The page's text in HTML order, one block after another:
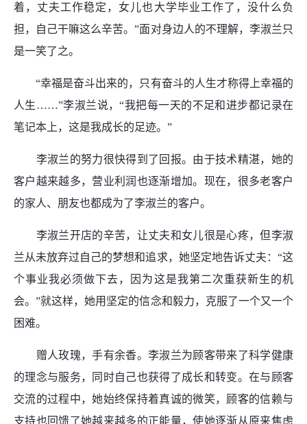
着，丈夫工作稳定，女儿也大学毕业工作了，没什么负
担，自己干嘛这么辛苦。”面对身边人的不理解，李淑兰只
是一笑了之。
“幸福是奋斗出来的，只有奋斗的人生才称得上幸福的
人生……”李淑兰说，“我把每一天的不足和进步都记录在
笔记本上，这是我成长的足迹。”
李淑兰的努力很快得到了回报。由于技术精湛，她的
客户越来越多，营业利润也逐渐增加。现在，很多老客户
的家人、朋友也都成为了李淑兰的客户。
李淑兰开店的辛苦，让丈夫和女儿很是心疼，但李淑
兰从未放弃过自己的梦想和追求，她坚定地告诉丈夫：“这
个事业我必须做下去，因为这是我第二次重获新生的机
会。”就这样，她用坚定的信念和毅力，克服了一个又一个
困难。
赠人玫瑰，手有余香。李淑兰为顾客带来了科学健康
的理念与服务，同时自己也获得了成长和转变。在与顾客
交流的过程中，她始终保持着真诚的微笑，顾客的信赖与
支持也回馈了她越来越多的正能量，使她逐渐从原来焦虑